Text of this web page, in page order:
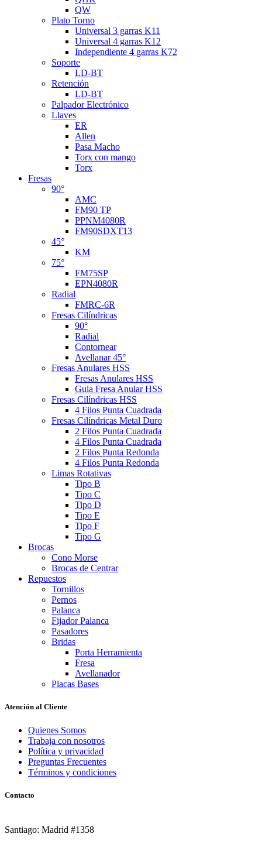
QW
Plato Torno
Universal 3 garras K11
Universal 4 garras K12
Independiente 4 garras K72
Soporte
LD-BT
Retención
LD-BT
Palpador Electrónico
Llaves
ER
Allen
Pasa Macho
Torx con mango
Torx
Fresas
90°
AMC
FM90 TP
PPNM4080R
FM90SDXT13
45°
KM
75°
FM75SP
EPN4080R
Radial
FMRC-6R
Fresas Cilíndricas
90°
Radial
Contornear
Avellanar 45°
Fresas Anulares HSS
Fresas Anulares HSS
Guia Fresa Anular HSS
Fresas Cilíndricas HSS
4 Filos Punta Cuadrada
Fresas Cilíndricas Metal Duro
2 Filos Punta Cuadrada
4 Filos Punta Cuadrada
2 Filos Punta Redonda
4 Filos Punta Redonda
Limas Rotativas
Tipo B
Tipo C
Tipo D
Tipo E
Tipo F
Tipo G
Brocas
Cono Morse
Brocas de Centrar
Repuestos
Tornillos
Pernos
Palanca
Fijador Palanca
Pasadores
Bridas
Porta Herramienta
Fresa
Avellanador
Placas Bases
Atención al Cliente
Quienes Somos
Trabaja con nosotros
Política y privacidad
Preguntas Frecuentes
Términos y condiciones
Contacto
Santiago: Madrid #1358